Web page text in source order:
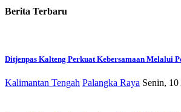
Berita Terbaru
Ditjenpas Kalteng Perkuat Kebersamaan Melalui
Kalimantan Tengah Palangka Raya Senin,